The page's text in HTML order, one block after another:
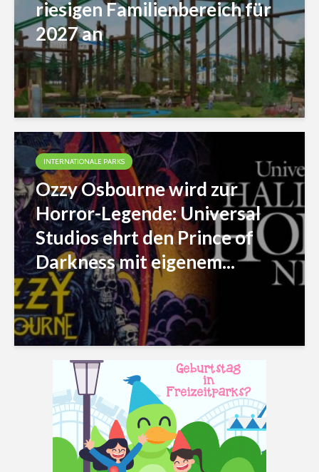
riesigen Familienbereich für
2027 an
INTERNATIONALE PARKS
Ozzy Osbourne wird zur
Horror-Legende: Universal
Studios ehrt den Prince of
Darkness mit eigenem...